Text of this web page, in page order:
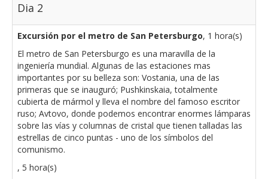
Dia 2
Excursión por el metro de San Petersburgo, 1 hora(s)
El metro de San Petersburgo es una maravilla de la
ingeniería mundial. Algunas de las estaciones mas
importantes por su belleza son: Vostania, una de las
primeras que se inauguró; Pushkinskaia, totalmente
cubierta de mármol y lleva el nombre del famoso escritor
ruso; Avtovo, donde podemos encontrar enormes lámparas
sobre las vías y columnas de cristal que tienen talladas las
estrellas de cinco puntas - uno de los símbolos del
comunismo.
, 5 hora(s)